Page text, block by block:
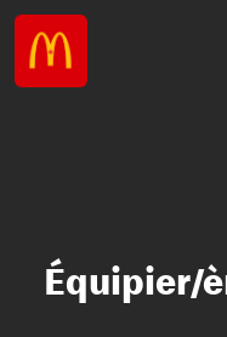
Équipier/